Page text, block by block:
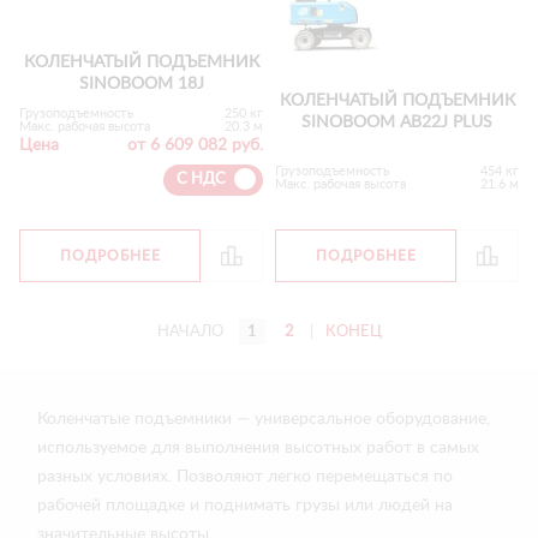
КОЛЕНЧАТЫЙ ПОДЪЕМНИК
SINOBOOM 18J
Грузоподъемность
250 кг
Макс. рабочая высота
20.3 м
Цена от 6 609 082 руб.
С НДС
ПОДРОБНЕЕ
КОЛЕНЧАТЫЙ ПОДЪЕМНИК
SINOBOOM AB22J PLUS
Грузоподъемность
454 кг
Макс. рабочая высота
21.6 м
ПОДРОБНЕЕ
НАЧАЛО 1 2 КОНЕЦ
Коленчатые подъемники — универсальное оборудование,
используемое для выполнения высотных работ в самых
разных условиях. Позволяют легко перемещаться по
рабочей площадке и поднимать грузы или людей на
значительные высоты.